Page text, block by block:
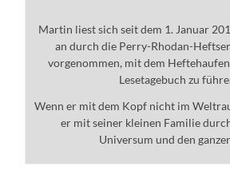
Martin liest sich seit dem 1. Januar
an durch die Perry-Rhodan-
vorgenommen, mit dem
Lesetagebuch zu
Wenn er mit dem Kopf nicht im
er mit seiner kleinen Familie
Universum und den